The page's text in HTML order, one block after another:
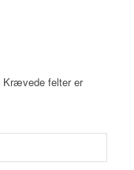
Krævede felter er